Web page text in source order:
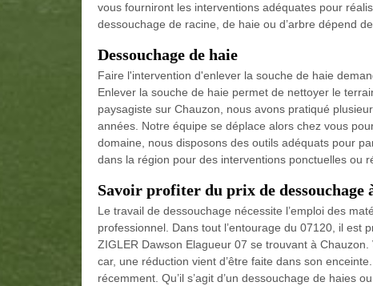
vous fourniront les interventions adéquates pour
dessouchage de racine, de haie ou d’arbre dépend
Dessouchage de haie
Faire l'intervention d'enlever la souche de haie
Enlever la souche de haie permet de nettoyer le
paysagiste sur Chauzon, nous avons pratiqué
années. Notre équipe se déplace alors chez vous
domaine, nous disposons des outils adéquats pour
dans la région pour des interventions ponctuelles ou
Savoir profiter du prix de dessouchage
Le travail de dessouchage nécessite l’emploi des
professionnel. Dans tout l’entourage du 07120, il est
ZIGLER Dawson Elagueur 07 se trouvant à
car, une réduction vient d’être faite dans son
récemment. Qu’il s’agit d’un dessouchage de haies